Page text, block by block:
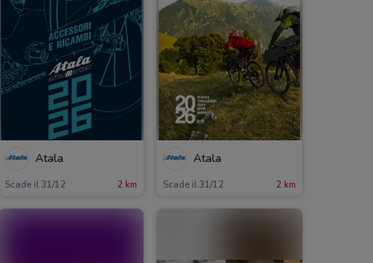
Atala
Scade il 31/12 2 km
Atala
Scade il 31/12 2 km